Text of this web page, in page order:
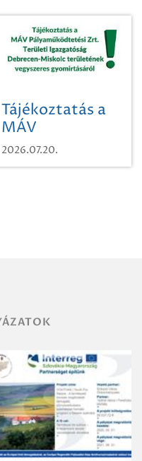
Tájékoztatás a
MÁV
Pályaműködtetési
Zrt. Területi
2026.07.20.